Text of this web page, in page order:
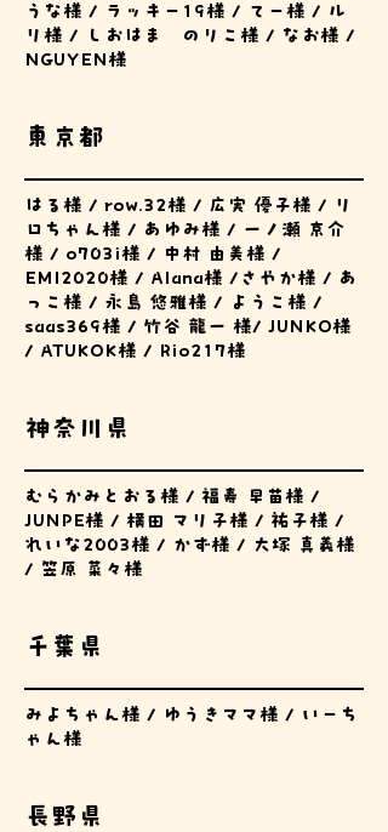
うな様 / ラッキー19様 / てー様 / ル
リ様 / しおはま のりこ様 / なお様 /
NGUYEN様
東京都
はる様 / row.32様 / 広実 優子様 / リ
ロちゃん様 / あゆみ様 / 一ノ瀬 京介
様 / o703i様 / 中村 由美様 /
EMI2020様 / Alana様 /さやか様 / あ
っこ様 / 永島 悠雅様 / ようこ様 /
saas369様 / 竹谷 龍一 様/ JUNKO様
/ ATUKOK様 / Rio217様
神奈川県
むらかみとおる様 / 福寿 早苗様 /
JUNPE様 / 横田 マリ子様 / 祐子様 /
れいな2003様 / かず様 / 大塚 真義様
/ 笠原 菜々様
千葉県
みよちゃん様 / ゆうきママ様 / いーち
ゃん様
長野県